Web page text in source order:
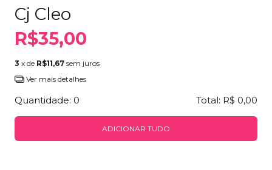
Cj Cleo
R$35,00
3 x de R$11,67 sem juros
Ver mais detalhes
Quantidade: 0 Total: R$ 0,00
ADICIONAR TUDO